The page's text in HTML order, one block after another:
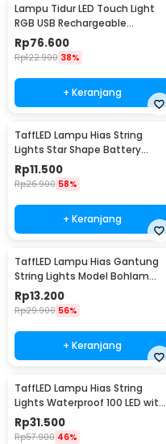
Lampu Tidur LED Touch Light
RGB USB Rechargeable
1500mAh 5V 3W - F8-1
Rp76.600
Rp122.900 38%
+ Keranjang
TaffLED Lampu Hias String
Lights Star Shape Battery
Power 20 LED 3M - 2G11
Rp11.500
Rp26.900 58%
+ Keranjang
TaffLED Lampu Hias Gantung
String Lights Model Bohlam
Mini Waterproof 3M - ZYD0931
Rp13.200
Rp29.900 56%
+ Keranjang
TaffLED Lampu Hias String
Lights Waterproof 100 LED with
Solar Panel - M071
Rp31.500
Rp57.900 46%